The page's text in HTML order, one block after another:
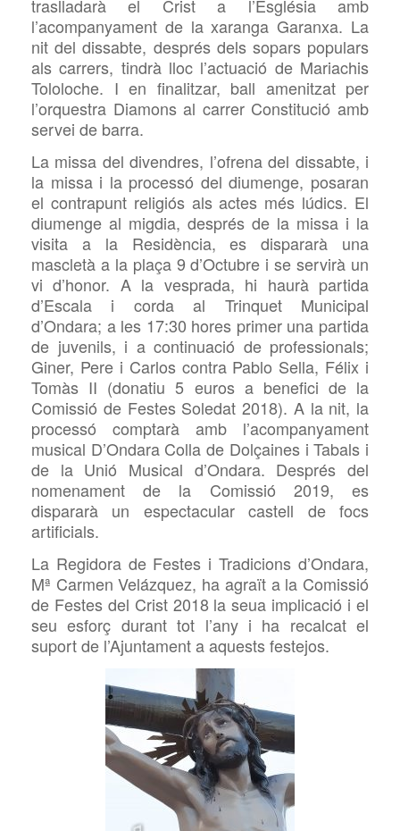
traslladarà el Crist a l’Església amb
l’acompanyament de la xaranga Garanxa. La
nit del dissabte, després dels sopars populars
als carrers, tindrà lloc l’actuació de Mariachis
Tololoche. I en finalitzar, ball amenitzat per
l’orquestra Diamons al carrer Constitució amb
servei de barra.
La missa del divendres, l’ofrena del dissabte, i
la missa i la processó del diumenge, posaran
el contrapunt religiós als actes més lúdics. El
diumenge al migdia, després de la missa i la
visita a la Residència, es dispararà una
mascletà a la plaça 9 d’Octubre i se servirà un
vi d’honor. A la vesprada, hi haurà partida
d’Escala i corda al Trinquet Municipal
d’Ondara; a les 17:30 hores primer una partida
de juvenils, i a continuació de professionals;
Giner, Pere i Carlos contra Pablo Sella, Félix i
Tomàs II (donatiu 5 euros a benefici de la
Comissió de Festes Soledat 2018). A la nit, la
processó comptarà amb l’acompanyament
musical D’Ondara Colla de Dolçaines i Tabals i
de la Unió Musical d’Ondara. Després del
nomenament de la Comissió 2019, es
dispararà un espectacular castell de focs
artificials.
La Regidora de Festes i Tradicions d’Ondara,
Mª Carmen Velázquez, ha agraït a la Comissió
de Festes del Crist 2018 la seua implicació i el
seu esforç durant tot l’any i ha recalcat el
suport de l’Ajuntament a aquests festejos.